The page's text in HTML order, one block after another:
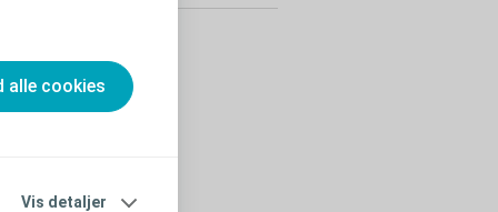
alle cookies
Vis detaljer